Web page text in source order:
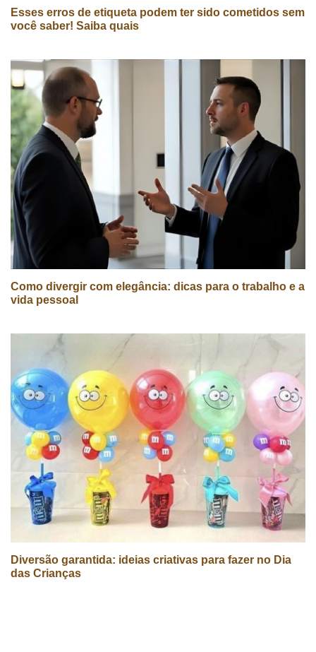
Esses erros de etiqueta podem ter sido cometidos sem
você saber! Saiba quais
Como divergir com elegância: dicas para o trabalho e a
vida pessoal
Diversão garantida: ideias criativas para fazer no Dia
das Crianças